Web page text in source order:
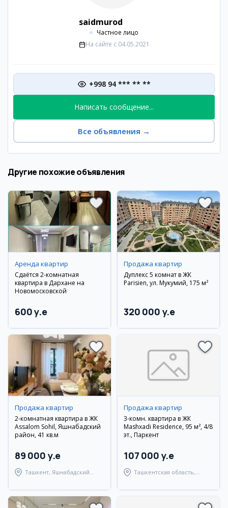
saidmurod
Частное лицо
На сайте с 04.05.2021
+998 94 *** ** **
Написать сообщение...
Все объявления →
Другие похожие объявления
Аренда квартир
Сдаётся 2-комнатная
квартира в Дархане на
Новомосковской
600 y.e
Продажа квартир
Дуплекс 5 комнат в ЖК
Parisien, ул. Мукумий, 175 м²
320 000 y.e
Продажа квартир
2-комнатная квартира в ЖК
Assalom Sohil, Яшнабадский
район, 41 кв.м
89 000 y.e
Ташкент, Яшнабадский
Продажа квартир
3-комн. квартира в ЖК
Mashxadi Residence, 95 м², 4/8
эт., Паркент
107 000 y.e
Ташкентская область,